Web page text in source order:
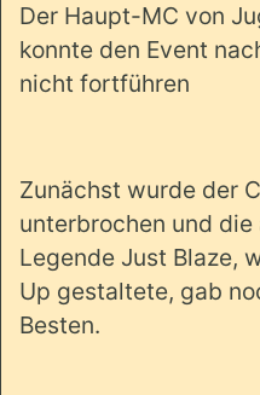
Der Haupt-MC von
konnte den Event
nicht fortführen
Zunächst wurde der
unterbrochen und
Legende Just Blaze,
Up gestaltete, gab
Besten.